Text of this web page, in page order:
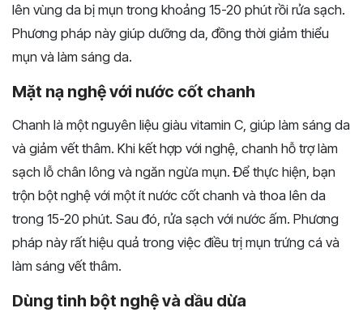
lên vùng da bị mụn trong khoảng 15-20 phút rồi rửa sạch.
Phương pháp này giúp dưỡng da, đồng thời giảm thiểu
mụn và làm sáng da.
Mặt nạ nghệ với nước cốt chanh
Chanh là một nguyên liệu giàu vitamin C, giúp làm sáng da
và giảm vết thâm. Khi kết hợp với nghệ, chanh hỗ trợ làm
sạch lỗ chân lông và ngăn ngừa mụn. Để thực hiện, bạn
trộn bột nghệ với một ít nước cốt chanh và thoa lên da
trong 15-20 phút. Sau đó, rửa sạch với nước ấm. Phương
pháp này rất hiệu quả trong việc điều trị mụn trứng cá và
làm sáng vết thâm.
Dùng tinh bột nghệ và dầu dừa